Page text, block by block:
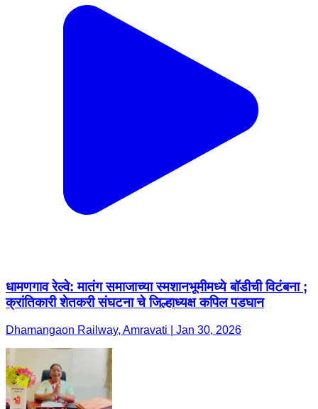
धामणगाव रेल्वे: मातंग समाजाच्या स्मशानभूमीमध्ये बॉडीची विटंबना ;
क्रांतिकारी शेतकरी संघटना चे जिल्हाध्यक्ष कपिल पडघान
Dhamangaon Railway, Amravati | Jan 30, 2026